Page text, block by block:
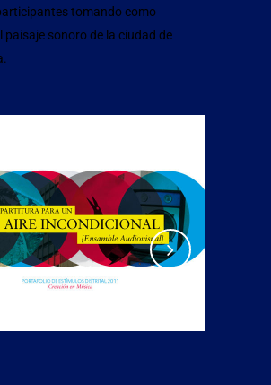
tomando como
paisaje sonoro de la ciudad de